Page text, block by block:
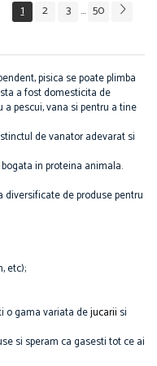
1 2 3 ... 50
pisica se poate plimba
a fost domesticita de
pescui, vana si pentru a tine
de vanator adevarat si
in proteina animala.
de produse pentru
etc);
o gama variata dejucarii si
si speram ca gasesti tot ce ai